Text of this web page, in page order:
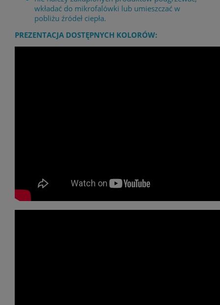
wkładać do mikrofalówki lub umieszczać w
pobliżu źródeł ciepła.
PREZENTACJA DOSTĘPNYCH KOLORÓW: